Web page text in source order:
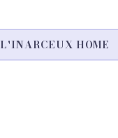
L'INARCEUX HOME